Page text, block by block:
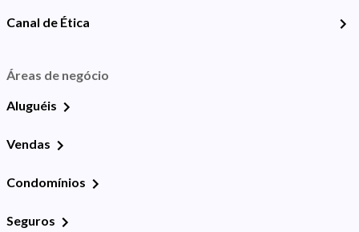
Canal de Ética
Áreas de negócio
Aluguéis
Vendas
Condomínios
Seguros